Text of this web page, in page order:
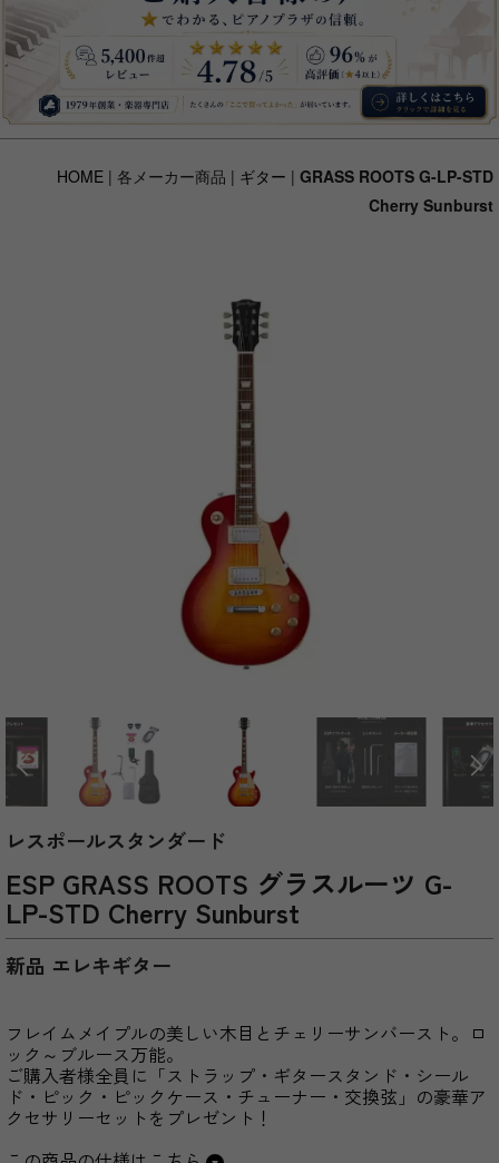
HOME | 各メーカー商品 | ギター | GRASS ROOTS G-LP-STD
Cherry Sunburst
レスポールスタンダード
ESP GRASS ROOTS グラスルーツ G-
LP-STD Cherry Sunburst
新品 エレキギター
フレイムメイプルの美しい木目とチェリーサンバースト。ロ
ック～ブルース万能。
ご購入者様全員に「ストラップ・ギタースタンド・シール
ド・ピック・ピックケース・チューナー・交換弦」の豪華ア
クセサリーセットをプレゼント！